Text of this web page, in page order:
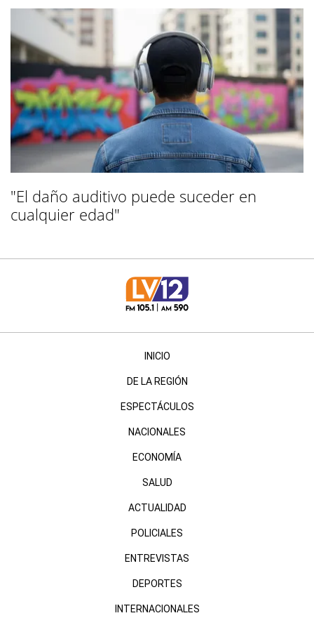
"El daño auditivo puede suceder en
cualquier edad"
INICIO
DE LA REGIÓN
ESPECTÁCULOS
NACIONALES
ECONOMÍA
SALUD
ACTUALIDAD
POLICIALES
ENTREVISTAS
DEPORTES
INTERNACIONALES